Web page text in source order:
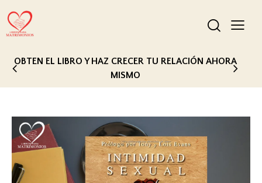
OBTEN EL LIBRO Y HAZ CRECER TU RELACIÓN AHORA
MISMO